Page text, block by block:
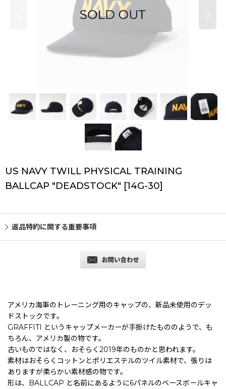
US NAVY TWILL PHYSICAL TRAINING
BALLCAP "DEADSTOCK" [14G-30]
返品特約に関する重要事項
アメリカ海軍のトレーニング用のキャップの、新品未使用のデッ
ドストックです。
GRAFFITI というキャップメーカーが手掛けたもののようで、も
ちろん、アメリカ製の物です。
古いものではなく、おそらく2019年のものかと思われます。
素材はおそらくコットンとポリエステルのツイル素材で、張りは
ありますが柔らかい素材感の物です。
形は、BALLCAP と名前にあるように6パネルのベースボールキャ